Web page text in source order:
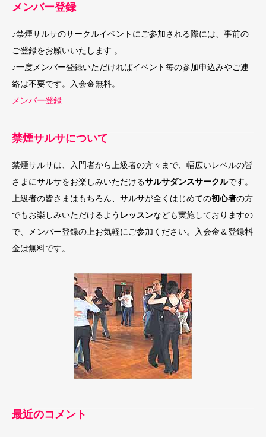
メンバー登録
♪禁煙サルサのサークルイベントにご参加される際には、事前の
ご登録をお願いいたします 。
♪一度メンバー登録いただければイベント毎の参加申込みやご連
絡は不要です。入会金無料。
メンバー登録
禁煙サルサについて
禁煙サルサは、入門者から上級者の方々まで、幅広いレベルの皆
さまにサルサをお楽しみいただけるサルサダンスサークルです。
上級者の皆さまはもちろん、サルサが全くはじめての初心者の方
でもお楽しみいただけるよう レッスンなども実施しておりますの
で、メンバー登録の上お気軽にご参加ください。入会金＆登録料
金は無料です。
最近のコメント